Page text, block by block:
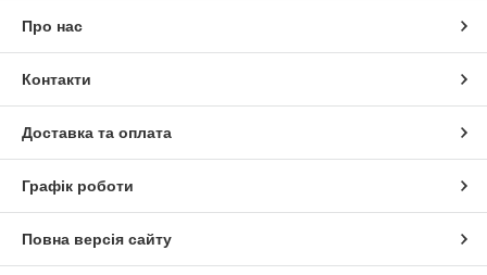
Про нас
Контакти
Доставка та оплата
Графік роботи
Повна версія сайту